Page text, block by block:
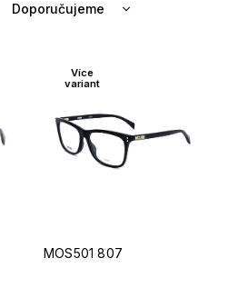
Doporučujeme
Nejdražší
Abecedně
Více
variant
MOS501 807